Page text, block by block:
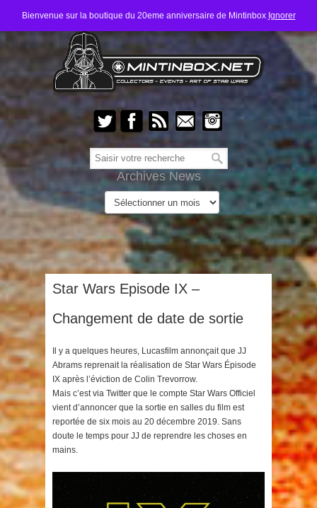
Bienvenue sur la boutique du 20eme anniversaire de Mintinbox Ignorer
Archives News
Star Wars Episode IX –
Changement de date de sortie
Il y a quelques heures, Lucasfilm annonçait que JJ
Abrams reprenait la réalisation de Star Wars Épisode
IX après l’éviction de Colin Trevorrow.
Mais c’est via Twitter que le compte Star Wars Officiel
vient d’annoncer que la sortie en salles du film est
reportée de six mois au 20 décembre 2019. Sans
doute le temps pour JJ de reprendre les choses en
mains.